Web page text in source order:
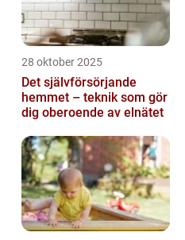
28 oktober 2025
Det självförsörjande
hemmet – teknik som gör
dig oberoende av elnätet